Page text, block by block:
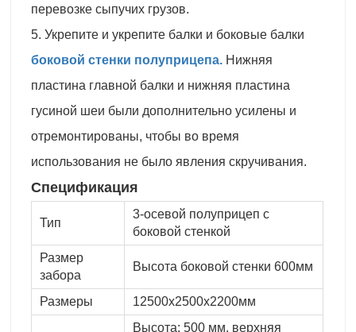
перевозке сыпучих грузов.
5. Укрепите и укрепите балки и боковые балки
боковой стенки полуприцепа. Нижняя
пластина главной балки и нижняя пластина
гусиной шеи были дополнительно усилены и
отремонтированы, чтобы во время
использования не было явления скручивания.
Спецификация
Тип
3-осевой полуприцеп с
боковой стенкой
Размер
забора
Высота боковой стенки 600мм
Размеры 12500x2500x2200мм
Высота: 500 мм, верхняя